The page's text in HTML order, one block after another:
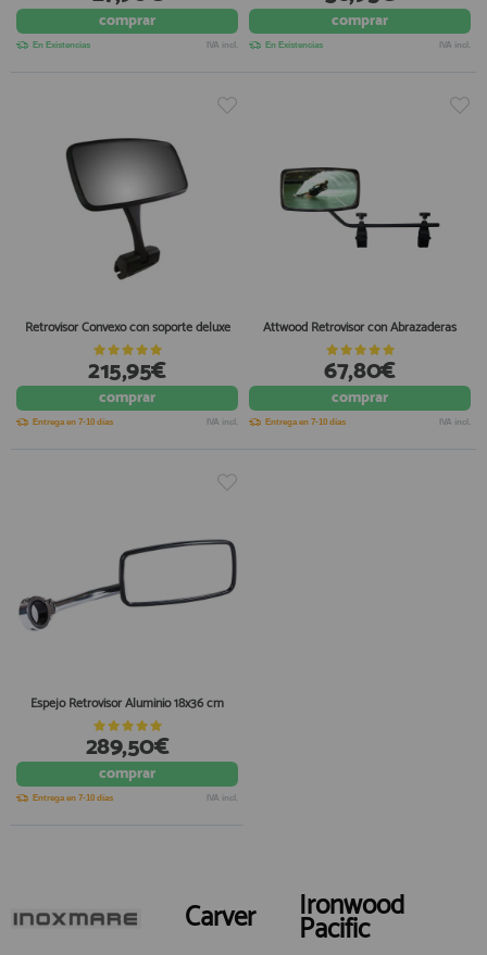
AFILIADOS
910 60 71 03
HORARIO de TIENDA:
de 10:00 a 20:00 de Lunes a Viernes
Sábados de 10:00 a 14:00
info@francobordo.com
registro profesional
comprar
En Existencias IVA incl.
comprar
En Existencias IVA incl.
Retrovisor Convexo con soporte deluxe
215,95€
comprar
Entrega en 7-10 días IVA incl.
Attwood Retrovisor con Abrazaderas
67,80€
comprar
Entrega en 7-10 días IVA incl.
Espejo Retrovisor Aluminio 18x36 cm
289,50€
comprar
Entrega en 7-10 días IVA incl.
Carver Ironwood
Pacific